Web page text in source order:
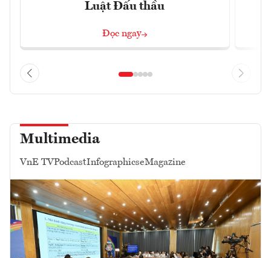
Luật Đấu thầu
Đọc ngay
Multimedia
VnE TVPodcastInfographicseMagazine